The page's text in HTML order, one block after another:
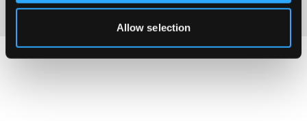
Allow selection